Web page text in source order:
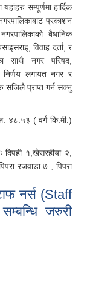
सम्पूर्णमा हार्दिक
प्रकाशन
बैधानिक
विवाह दर्ता, र
साथै नगर परिषद,
लगायत नगर र
सजिलै प्राप्त गर्न सक्नु
४८.५३ ( वर्ग कि.मी.)
१,खेसरहीया २,
रजवाडा ७ , पिपरा
नर्स (Staff
जरुरी